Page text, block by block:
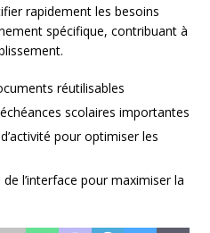
rapidement les besoins
spécifique, contribuant à
réutilisables
scolaires importantes
pour optimiser les
l’interface pour maximiser la